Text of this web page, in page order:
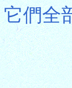
它們全